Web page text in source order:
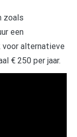
zoals
een
voor alternatieve
€ 250 per jaar.